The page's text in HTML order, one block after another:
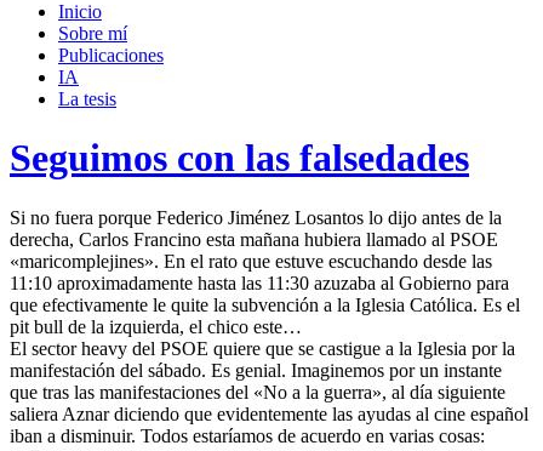
campo
búsqueda
Inicio
Sobre mí­
Publicaciones
IA
La tesis
Seguimos con las falsedades
Si no fuera porque Federico Jiménez Losantos lo dijo antes de la
derecha, Carlos Francino esta mañana hubiera llamado al PSOE
«maricomplejines». En el rato que estuve escuchando desde las
11:10 aproximadamente hasta las 11:30 azuzaba al Gobierno para
que efectivamente le quite la subvención a la Iglesia Católica. Es el
pit bull de la izquierda, el chico este…
El sector heavy del PSOE quiere que se castigue a la Iglesia por la
manifestación del sábado. Es genial. Imaginemos por un instante
que tras las manifestaciones del «No a la guerra», al día siguiente
saliera Aznar diciendo que evidentemente las ayudas al cine español
iban a disminuir. Todos estaríamos de acuerdo en varias cosas: